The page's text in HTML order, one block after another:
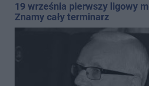
19 września pierwszy ligowy
Znamy cały terminarz